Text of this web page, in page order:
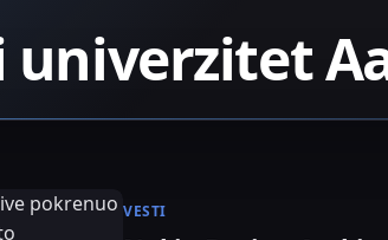
univerzitet
VESTI